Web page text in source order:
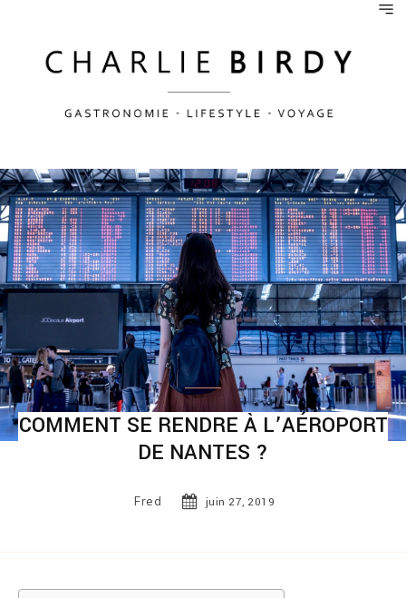
COMMENT SE RENDRE À L’AÉROPORT
DE NANTES ?
Fred juin 27, 2019